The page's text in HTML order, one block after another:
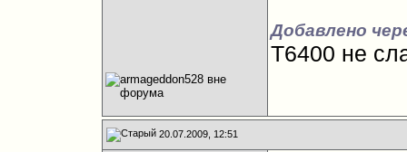
Добавлено
T6400 не
20.07.2009, 12:51